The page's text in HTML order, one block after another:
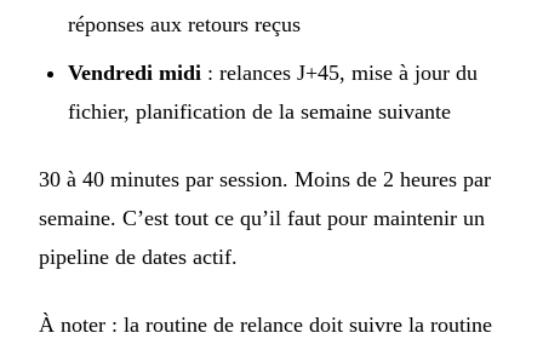
réponses aux retours reçus
Vendredi midi : relances J+45, mise à jour du
fichier, planification de la semaine suivante
30 à 40 minutes par session. Moins de 2 heures par
semaine. C’est tout ce qu’il faut pour maintenir un
pipeline de dates actif.
À noter : la routine de relance doit suivre la routine